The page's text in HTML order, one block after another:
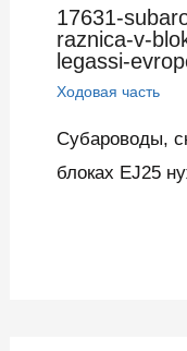
17631-
raznica-v-
legassi-
Ходовая часть
Субароводы,
блоках EJ25